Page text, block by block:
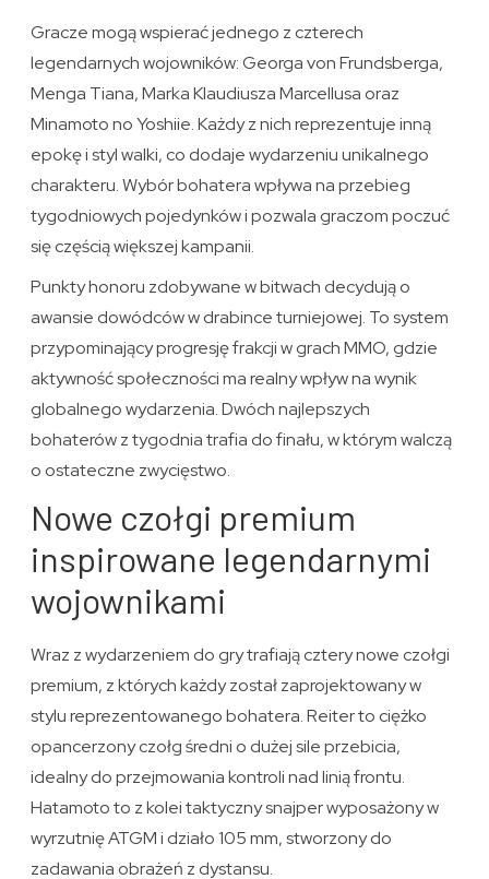
Gracze mogą wspierać jednego z czterech
legendarnych wojowników: Georga von Frundsberga,
Menga Tiana, Marka Klaudiusza Marcellusa oraz
Minamoto no Yoshiie. Każdy z nich reprezentuje inną
epokę i styl walki, co dodaje wydarzeniu unikalnego
charakteru. Wybór bohatera wpływa na przebieg
tygodniowych pojedynków i pozwala graczom poczuć
się częścią większej kampanii.
Punkty honoru zdobywane w bitwach decydują o
awansie dowódców w drabince turniejowej. To system
przypominający progresję frakcji w grach MMO, gdzie
aktywność społeczności ma realny wpływ na wynik
globalnego wydarzenia. Dwóch najlepszych
bohaterów z tygodnia trafia do finału, w którym walczą
o ostateczne zwycięstwo.
Nowe czołgi premium
inspirowane legendarnymi
wojownikami
Wraz z wydarzeniem do gry trafiają cztery nowe czołgi
premium, z których każdy został zaprojektowany w
stylu reprezentowanego bohatera. Reiter to ciężko
opancerzony czołg średni o dużej sile przebicia,
idealny do przejmowania kontroli nad linią frontu.
Hatamoto to z kolei taktyczny snajper wyposażony w
wyrzutnię ATGM i działo 105 mm, stworzony do
zadawania obrażeń z dystansu.